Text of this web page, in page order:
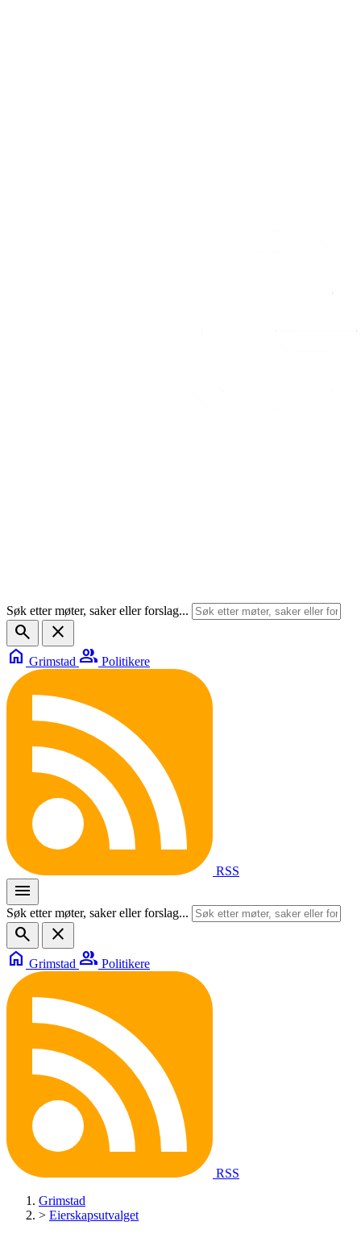
Søk etter møter, saker eller forslag...
search
close
home Grimstad group Politikere
RSS
menu
Søk etter møter, saker eller forslag...
search
close
home Grimstad group Politikere
RSS
Grimstad
> Eierskapsutvalget